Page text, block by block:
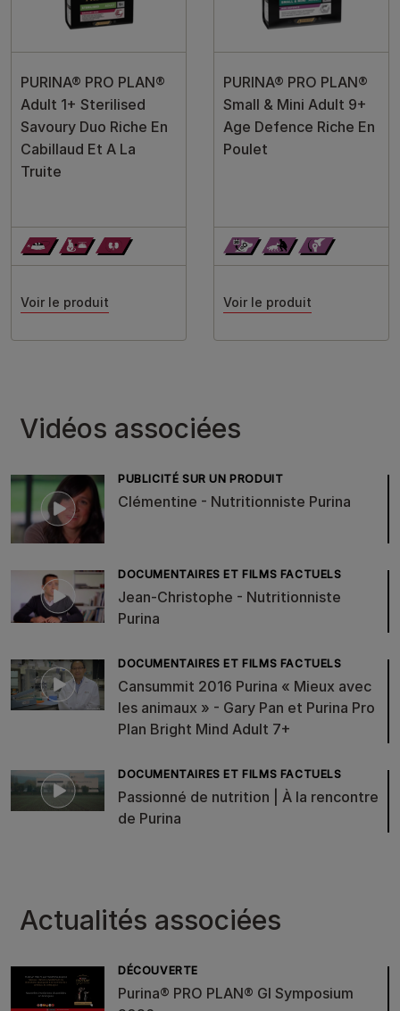
PURINA® PRO PLAN®
Adult 1+ Sterilised
Savoury Duo Riche En
Cabillaud Et A La
Truite
Voir le produit
PURINA® PRO PLAN®
Small & Mini Adult 9+
Age Defence Riche En
Poulet
Voir le produit
Vidéos associées
PUBLICITÉ SUR UN PRODUIT
Clémentine - Nutritionniste Purina
DOCUMENTAIRES ET FILMS FACTUELS
Jean-Christophe - Nutritionniste
Purina
DOCUMENTAIRES ET FILMS FACTUELS
Cansummit 2016 Purina « Mieux avec
les animaux » - Gary Pan et Purina Pro
Plan Bright Mind Adult 7+
DOCUMENTAIRES ET FILMS FACTUELS
Passionné de nutrition | À la rencontre
de Purina
Actualités associées
DÉCOUVERTE
Purina® PRO PLAN® GI Symposium